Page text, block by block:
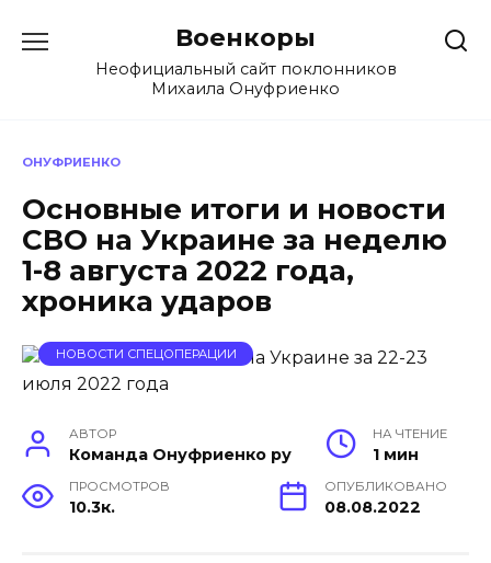
содержанию
Военкоры
Неофициальный сайт поклонников
Михаила Онуфриенко
ОНУФРИЕНКО
Основные итоги и новости
СВО на Украине за неделю
1-8 августа 2022 года,
хроника ударов
НОВОСТИ СПЕЦОПЕРАЦИИ
АВТОР
Команда Онуфриенко ру
НА ЧТЕНИЕ
1 мин
ПРОСМОТРОВ
10.3к.
ОПУБЛИКОВАНО
08.08.2022